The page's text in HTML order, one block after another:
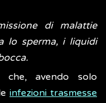
di malattie
lo sperma, i liquidi
che, avendo solo
infezioni trasmesse